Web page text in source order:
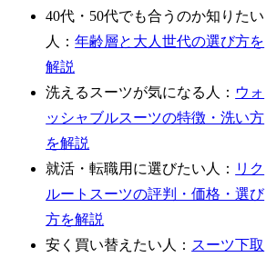
40代・50代でも合うのか知りたい
人：年齢層と大人世代の選び方を
解説
洗えるスーツが気になる人： ウォ
ッシャブルスーツの特徴・洗い方
を解説
就活・転職用に選びたい人： リク
ルートスーツの評判・価格・選び
方を解説
安く買い替えたい人： スーツ下取